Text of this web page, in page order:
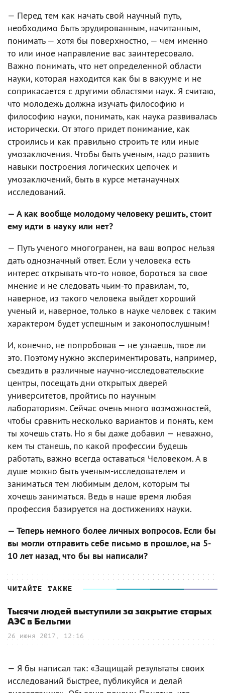
— Перед тем как начать свой научный путь,
необходимо быть эрудированным, начитанным,
понимать — хотя бы поверхностно, — чем именно
то или иное направление вас заинтересовало.
Важно понимать, что нет определенной области
науки, которая находится как бы в вакууме и не
соприкасается с другими областями наук. Я считаю,
что молодежь должна изучать философию и
философию науки, понимать, как наука развивалась
исторически. От этого придет понимание, как
строились и как правильно строить те или иные
умозаключения. Чтобы быть ученым, надо развить
навыки построения логических цепочек и
умозаключений, быть в курсе метанаучных
исследований.
— А как вообще молодому человеку решить, стоит
ему идти в науку или нет?
— Путь ученого многогранен, на ваш вопрос нельзя
дать однозначный ответ. Если у человека есть
интерес открывать что-то новое, бороться за свое
мнение и не следовать чьим-то правилам, то,
наверное, из такого человека выйдет хороший
ученый и, наверное, только в науке человек с таким
характером будет успешным и законопослушным!
И, конечно, не попробовав — не узнаешь, твое ли
это. Поэтому нужно экспериментировать, например,
съездить в различные научно-исследовательские
центры, посещать дни открытых дверей
университетов, пройтись по научным
лабораториям. Сейчас очень много возможностей,
чтобы сравнить несколько вариантов и понять, кем
ты хочешь стать. Но я бы даже добавил — неважно,
кем ты станешь, по какой профессии будешь
работать, важно всегда оставаться Человеком. А в
душе можно быть ученым-исследователем и
заниматься тем любимым делом, которым ты
хочешь заниматься. Ведь в наше время любая
профессия базируется на достижениях науки.
— Теперь немного более личных вопросов. Если бы
вы могли отправить себе письмо в прошлое, на 5-
10 лет назад, что бы вы написали?
ЧИТАЙТЕ ТАКЖЕ
Тысячи людей выступили за закрытие старых
АЭС в Бельгии
26 июня 2017, 12:16
— Я бы написал так: «Защищай результаты своих
исследований быстрее, публикуйся и делай